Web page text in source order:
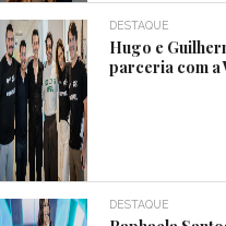
DESTAQUE
Hugo e
parceria com a
DESTAQUE